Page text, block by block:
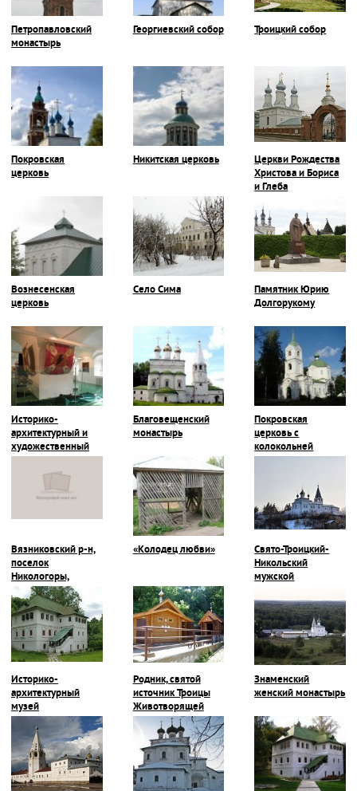
Петропавловский
монастырь
Георгиевский собор Троицкий собор
Покровская
церковь
Никитская церковь
Церкви Рождества
Христова и Бориса
и Глеба
Вознесенская
церковь
Село Сима
Памятник Юрию
Долгорукому
Историко-
архитектурный и
художественный
Благовещенский
монастырь
Покровская
церковь с
колокольней
Вязниковский р-н,
поселок
Никологоры,
Покровская
церковь
«Колодец любви»
Свято-Троицкий-
Никольский
мужской
Историко-
архитектурный
музей
Родник, святой
источник Троицы
Животворящей
Знаменский
женский монастырь